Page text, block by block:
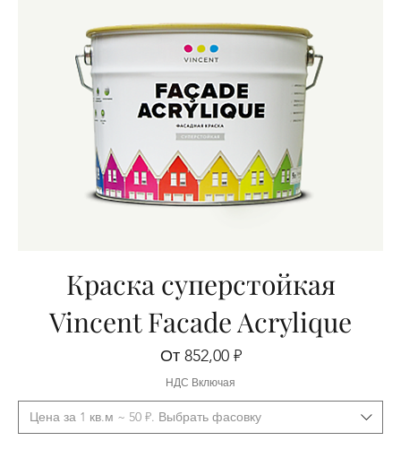
Краска суперстойкая
Vincent Facade Acrylique
От 852,00 ₽
Цена со скидкой
НДС Включая
Цена за 1 кв.м ~ 50 ₽. Выбрать фасовку